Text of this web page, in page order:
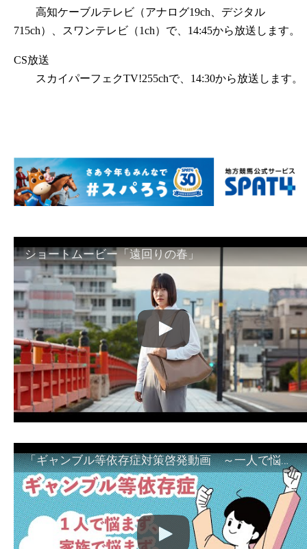
高知ケーブルテレビ（アナログ19ch、デジタル
715ch）、スワンテレビ（1ch）で、14:45から放送します。
CS放送
スカイパーフェクTV!255chで、14:30から放送します。
ショートムービー「遠回りの春」
「ギャンブル等依存症対策啓発動画 ～一人で悩まず、家族で悩まず、まず！相談機関へ～」